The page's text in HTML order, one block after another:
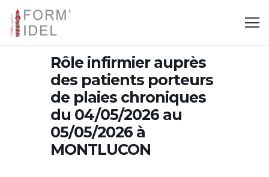
Rôle infirmier auprès
des patients porteurs
de plaies chroniques
du 04/05/2026 au
05/05/2026 à
MONTLUCON